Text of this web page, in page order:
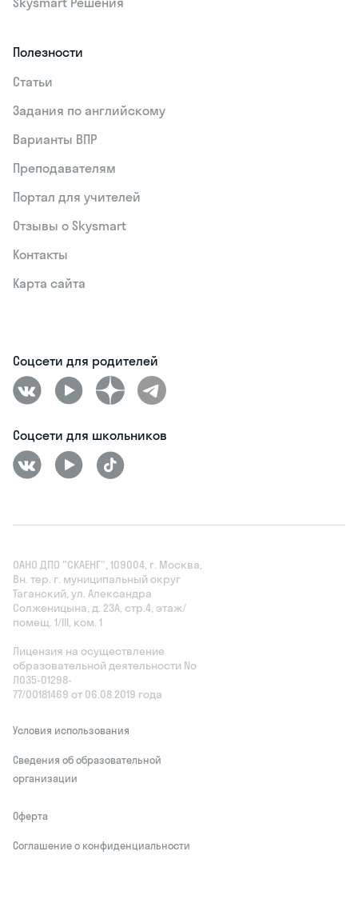
Полезности
Статьи
Задания по английскому
Варианты ВПР
Преподавателям
Портал для учителей
Отзывы о Skysmart
Контакты
Карта сайта
Соцсети для родителей
Соцсети для школьников
ОАНО ДПО "СКАЕНГ", 109004, г. Москва,
Вн. тер. г. муниципальный округ
Таганский, ул. Александра
Солженицына, д. 23А, стр.4, этаж/
помещ. 1/III, ком. 1
Лицензия на осуществление
образовательной деятельности No
Л035‑01298-
77/00181469 от 06.08.2019 года
Условия использования
Сведения об образовательной
организации
Оферта
Соглашение о конфиденциальности